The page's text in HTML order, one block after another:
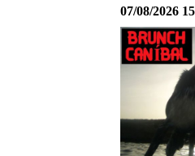
07/08/2026